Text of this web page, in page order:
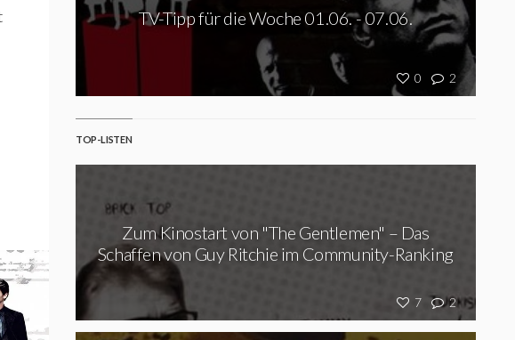
0 2
TV-Tipp für die Woche 01.06. - 07.06.
TOP-LISTEN
7 2
Zum Kinostart von "The Gentlemen" – Das
Schaffen von Guy Ritchie im Community-Ranking